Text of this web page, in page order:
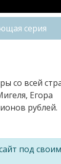
серия
со всей
Егора
рублей.
под своим